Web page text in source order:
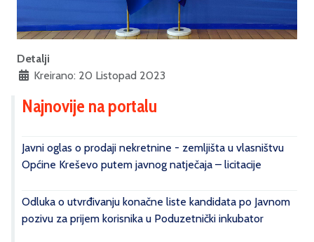
Detalji
Kreirano: 20 Listopad 2023
Najnovije na portalu
Javni oglas o prodaji nekretnine - zemljišta u vlasništvu
Općine Kreševo putem javnog natječaja – licitacije
Odluka o utvrđivanju konačne liste kandidata po Javnom
pozivu za prijem korisnika u Poduzetnički inkubator